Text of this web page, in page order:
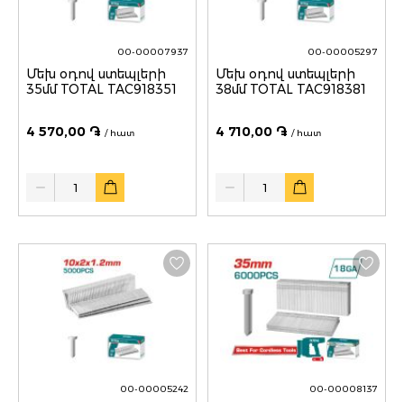
00-00007937
Մեխ օդով ստեպլերի
35մմ TOTAL TAC918351
4 570,00 ֏ / հատ
Quantity
00-00005297
Մեխ օդով ստեպլերի
38մմ TOTAL TAC918381
4 710,00 ֏ / հատ
Quantity
00-00005242 00-00008137